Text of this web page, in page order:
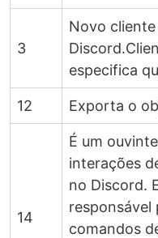
3
Novo
especifica
12 Exporta o
14
É um
interações
no Discord.
responsável
comandos